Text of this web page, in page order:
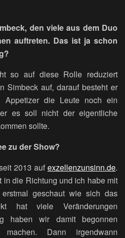
den viele aus dem Duo
auftreten. Das ist ja schon
so auf diese Rolle reduziert
Simbeck auf, darauf besteht er
die Leute noch ein
es soll nicht der eigentliche
sollte.
zu der Show?
2013 auf exzellenzunsinn.de.
in die Richtung und ich habe mit
geschaut wie sich das
hat viele Veränderungen
haben wir damit begonnen
Dann irgendwann